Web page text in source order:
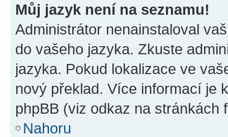
Můj jazyk není na seznamu!
Administrátor nenainstaloval
do vašeho jazyka. Zkuste
jazyka. Pokud lokalizace ve
nový překlad. Více informací je
phpBB (viz odkaz na stránkách
Nahoru